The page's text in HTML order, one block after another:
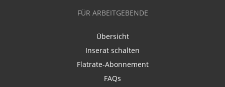
FÜR ARBEITGEBENDE
Übersicht
Inserat schalten
Flatrate-Abonnement
FAQs